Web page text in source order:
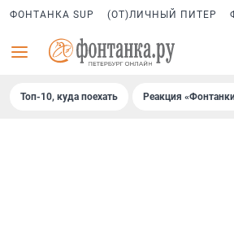
ФОНТАНКА SUP (ОТ)ЛИЧНЫЙ ПИТЕР
Топ-10, куда поехать Реакция